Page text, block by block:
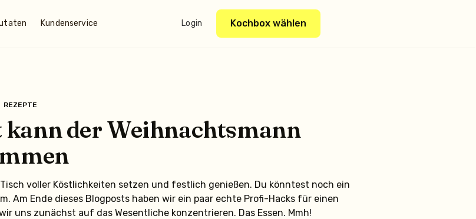
Kundenservice Login Kochbox wählen
REZEPTE
kann der Weihnachtsmann
voller Köstlichkeiten setzen und festlich genießen. Du könntest noch ein
Am Ende dieses Blogposts haben wir ein paar echte Profi-Hacks für einen
uns zunächst auf das Wesentliche konzentrieren. Das Essen. Mmh!